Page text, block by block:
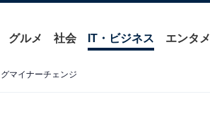
グルメ 社会 IT・ビジネス エンタメ
マイナーチェンジ